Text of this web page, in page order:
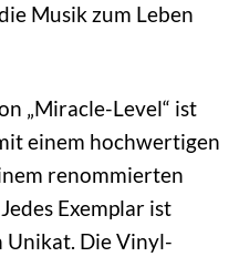
Musik zum Leben
„Miracle-Level“ ist
einem hochwertigen
renommierten
Exemplar ist
Die Vinyl-